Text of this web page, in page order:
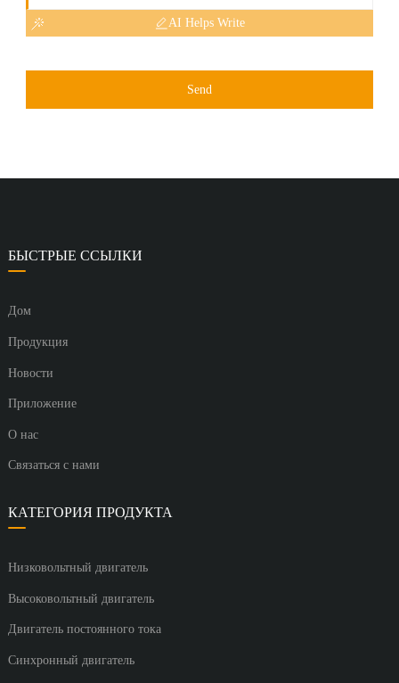
AI Helps Write
Send
БЫСТРЫЕ ССЫЛКИ
Дом
Продукция
Новости
Приложение
О нас
Связаться с нами
КАТЕГОРИЯ ПРОДУКТА
Низковольтный двигатель
Высоковольтный двигатель
Двигатель постоянного тока
Синхронный двигатель